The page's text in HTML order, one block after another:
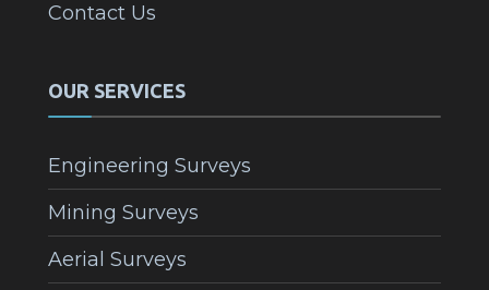
Contact Us
OUR SERVICES
Engineering Surveys
Mining Surveys
Aerial Surveys